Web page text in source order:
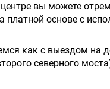
вы можете
платной основе с
как с выездом на
северного